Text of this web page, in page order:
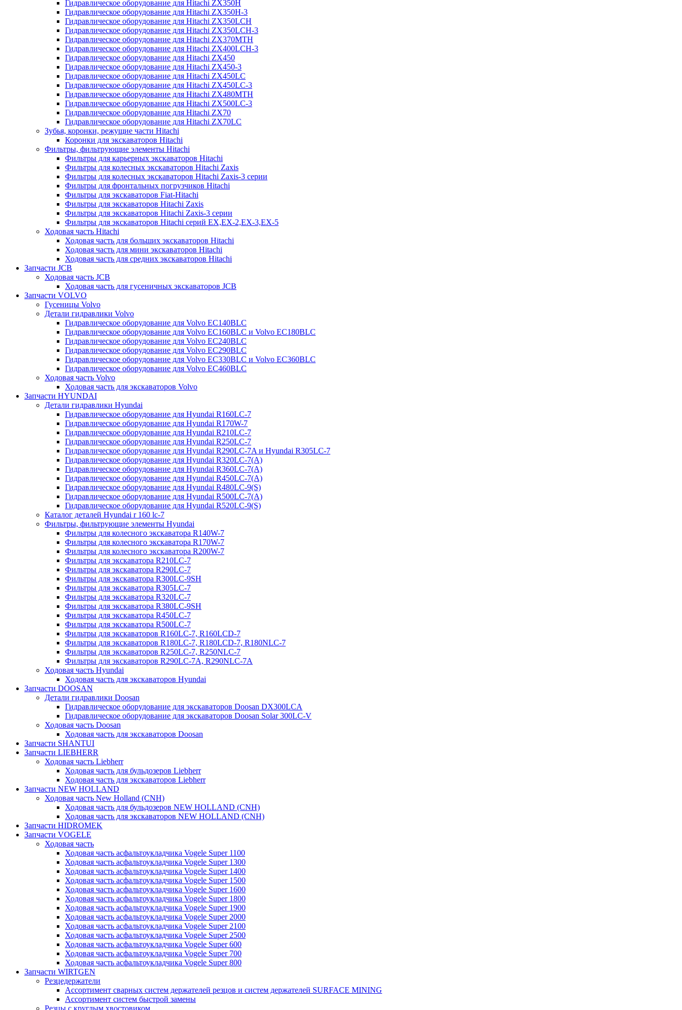
Гидравлическое оборудование для Hitachi ZX350H
Гидравлическое оборудование для Hitachi ZX350H-3
Гидравлическое оборудование для Hitachi ZX350LCH
Гидравлическое оборудование для Hitachi ZX350LCH-3
Гидравлическое оборудование для Hitachi ZX370MTH
Гидравлическое оборудование для Hitachi ZX400LCH-3
Гидравлическое оборудование для Hitachi ZX450
Гидравлическое оборудование для Hitachi ZX450-3
Гидравлическое оборудование для Hitachi ZX450LC
Гидравлическое оборудование для Hitachi ZX450LC-3
Гидравлическое оборудование для Hitachi ZX480MTH
Гидравлическое оборудование для Hitachi ZX500LC-3
Гидравлическое оборудование для Hitachi ZX70
Гидравлическое оборудование для Hitachi ZX70LC
Зубья, коронки, режущие части Hitachi
Коронки для экскаваторов Hitachi
Фильтры, фильтрующие элементы Hitachi
Фильтры для карьерных экскаваторов Hitachi
Фильтры для колесных экскаваторов Hitachi Zaxis
Фильтры для колесных экскаваторов Hitachi Zaxis-3 серии
Фильтры для фронтальных погрузчиков Hitachi
Фильтры для экскаваторов Fiat-Hitachi
Фильтры для экскаваторов Hitachi Zaxis
Фильтры для экскаваторов Hitachi Zaxis-3 серии
Фильтры для экскаваторов Hitachi серий EX,EX-2,EX-3,EX-5
Ходовая часть Hitachi
Ходовая часть для больших экскаваторов Hitachi
Ходовая часть для мини экскаваторов Hitachi
Ходовая часть для средних экскаваторов Hitachi
Запчасти JCB
Ходовая часть JCB
Ходовая часть для гусеничных экскаваторов JCB
Запчасти VOLVO
Гусеницы Volvo
Детали гидравлики Volvo
Гидравлическое оборудование для Volvo EC140BLC
Гидравлическое оборудование для Volvo EC160BLC и Volvo EC180BLC
Гидравлическое оборудование для Volvo EC240BLC
Гидравлическое оборудование для Volvo EC290BLC
Гидравлическое оборудование для Volvo EC330BLC и Volvo EC360BLC
Гидравлическое оборудование для Volvo EC460BLC
Ходовая часть Volvo
Ходовая часть для экскаваторов Volvo
Запчасти HYUNDAI
Детали гидравлики Hyundai
Гидравлическое оборудование для Hyundai R160LC-7
Гидравлическое оборудование для Hyundai R170W-7
Гидравлическое оборудование для Hyundai R210LC-7
Гидравлическое оборудование для Hyundai R250LC-7
Гидравлическое оборудование для Hyundai R290LC-7A и Hyundai R305LC-7
Гидравлическое оборудование для Hyundai R320LC-7(A)
Гидравлическое оборудование для Hyundai R360LC-7(A)
Гидравлическое оборудование для Hyundai R450LC-7(A)
Гидравлическое оборудование для Hyundai R480LC-9(S)
Гидравлическое оборудование для Hyundai R500LC-7(A)
Гидравлическое оборудование для Hyundai R520LC-9(S)
Каталог деталей Hyundai r 160 lc-7
Фильтры, фильтрующие элементы Hyundai
Фильтры для колесного экскаватора R140W-7
Фильтры для колесного экскаватора R170W-7
Фильтры для колесного экскаватора R200W-7
Фильтры для экскаватора R210LC-7
Фильтры для экскаватора R290LC-7
Фильтры для экскаватора R300LC-9SH
Фильтры для экскаватора R305LC-7
Фильтры для экскаватора R320LC-7
Фильтры для экскаватора R380LC-9SH
Фильтры для экскаватора R450LC-7
Фильтры для экскаватора R500LC-7
Фильтры для экскаваторов R160LC-7, R160LCD-7
Фильтры для экскаваторов R180LC-7, R180LCD-7, R180NLC-7
Фильтры для экскаваторов R250LC-7, R250NLC-7
Фильтры для экскаваторов R290LC-7A, R290NLC-7A
Ходовая часть Hyundai
Ходовая часть для экскаваторов Hyundai
Запчасти DOOSAN
Детали гидравлики Doosan
Гидравлическое оборудование для экскаваторов Doosan DX300LCA
Гидравлическое оборудование для экскаваторов Doosan Solar 300LC-V
Ходовая часть Doosan
Ходовая часть для экскаваторов Doosan
Запчасти SHANTUI
Запчасти LIEBHERR
Ходовая часть Liebherr
Ходовая часть для бульдозеров Liebherr
Ходовая часть для экскаваторов Liebherr
Запчасти NEW HOLLAND
Ходовая часть New Holland (CNH)
Ходовая часть для бульдозеров NEW HOLLAND (CNH)
Ходовая часть для экскаваторов NEW HOLLAND (CNH)
Запчасти HIDROMEK
Запчасти VOGELE
Ходовая часть
Ходовая часть асфальтоукладчика Vogele Super 1100
Ходовая часть асфальтоукладчика Vogele Super 1300
Ходовая часть асфальтоукладчика Vogele Super 1400
Ходовая часть асфальтоукладчика Vogele Super 1500
Ходовая часть асфальтоукладчика Vogele Super 1600
Ходовая часть асфальтоукладчика Vogele Super 1800
Ходовая часть асфальтоукладчика Vogele Super 1900
Ходовая часть асфальтоукладчика Vogele Super 2000
Ходовая часть асфальтоукладчика Vogele Super 2100
Ходовая часть асфальтоукладчика Vogele Super 2500
Ходовая часть асфальтоукладчика Vogele Super 600
Ходовая часть асфальтоукладчика Vogele Super 700
Ходовая часть асфальтоукладчика Vogele Super 800
Запчасти WIRTGEN
Резцедержатели
Ассортимент сварных систем держателей резцов и систем держателей SURFACE MINING
Ассортимент систем быстрой замены
Резцы с круглым хвостовиком